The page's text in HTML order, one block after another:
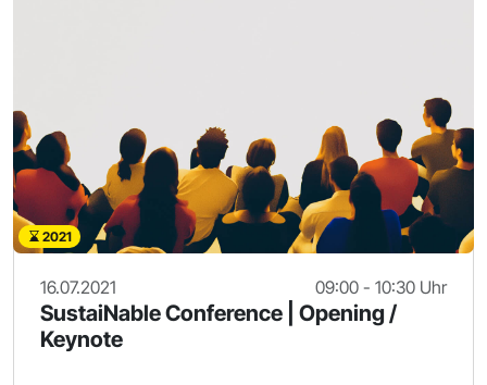
2021
16.07.2021 09:00 - 10:30 Uhr
SustaiNable Conference | Opening /
Keynote